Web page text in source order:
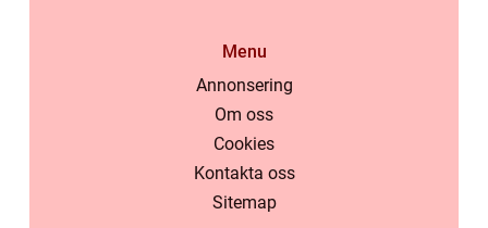
Menu
Annonsering
Om oss
Cookies
Kontakta oss
Sitemap